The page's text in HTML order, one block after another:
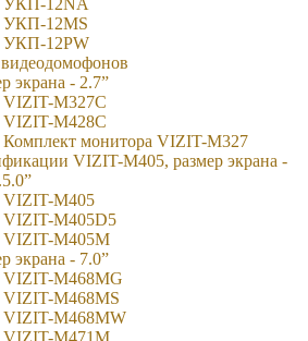
УКП-12MS
УКП-12PW
экрана - 2.7”
VIZIT-M327C
VIZIT-M428C
Комплект монитора VIZIT-M327
VIZIT-M405, размер экрана -
VIZIT-M405
VIZIT-M405D5
VIZIT-M405М
экрана - 7.0”
VIZIT-M468MG
VIZIT-M468MS
VIZIT-M468MW
VIZIT-M471M